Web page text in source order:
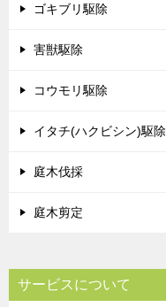
ゴキブリ駆除
害獣駆除
コウモリ駆除
イタチ(ハクビシン)駆除
庭木伐採
庭木剪定
サービスについて